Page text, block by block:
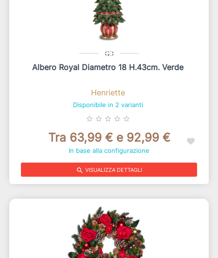
Albero Royal Diametro 18 H.43cm. Verde
Henriette
Disponibile in 2 varianti
star_border star_border star_border star_border star_border
Tra 63,99 € e 92,99 €
In base alla configurazione
search VISUALIZZA DETTAGLI